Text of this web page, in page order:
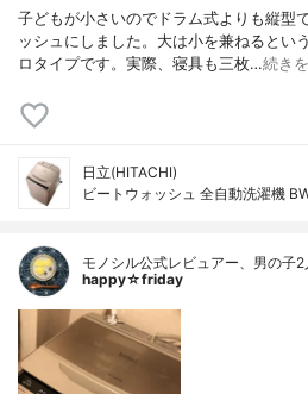
子どもが小さいのでドラム式よりも縦型
ッシュにしました。大は小を兼ねるとい
ロタイプです。実際、寝具も三枚…続き
日立(HITACHI)
ビートウォッシュ 全自動洗濯機
モノシル公式レビュアー、男の子
happy☆friday